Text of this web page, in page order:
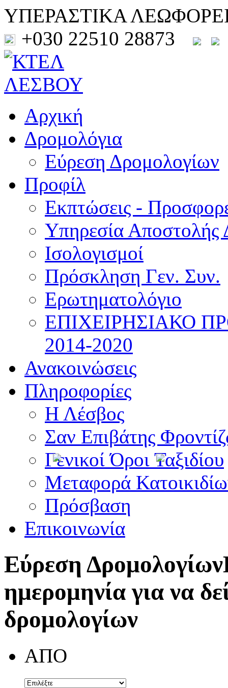
ΥΠΕΡΑΣΤΙΚΑ
+030 22510 28873
Αρχική
Δρομολόγια
Εύρεση Δρομολογίων
Προφίλ
Εκπτώσεις -
Υπηρεσία Αποστολής
Ισολογισμοί
Πρόσκληση Γεν. Συν.
Ερωτηματολόγιο
ΕΠΙΧΕΙΡΗΣΙΑΚΟ
2014-2020
Ανακοινώσεις
Πληροφορίες
Η Λέσβος
Σαν Επιβάτης
Γενικοί Όροι Ταξιδίου
Μεταφορά
Πρόσβαση
Επικοινωνία
Εύρεση Δρομολογίων
ημερομηνία για να
δρομολογίων
ΑΠΟ